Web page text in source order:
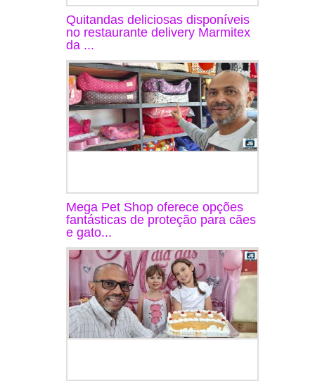
Quitandas deliciosas disponíveis
no restaurante delivery Marmitex
da ...
Mega Pet Shop oferece opções
fantásticas de proteção para cães
e gato...